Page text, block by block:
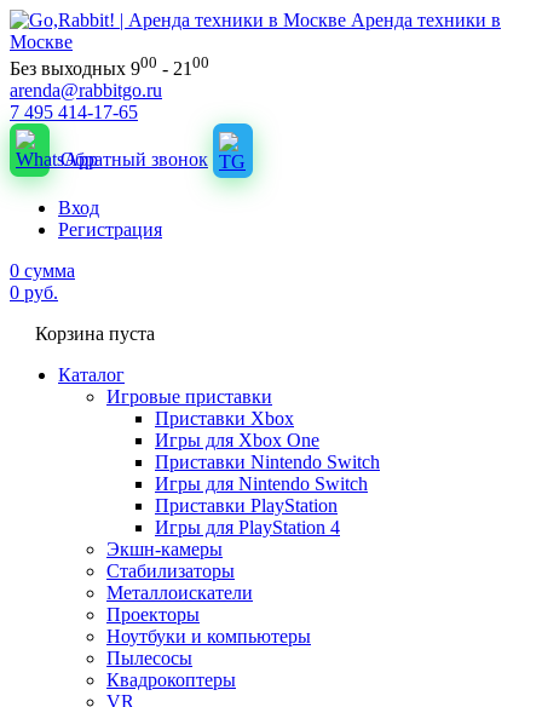
Аренда техники в
Москве
Без выходных 900 - 21 00
arenda@rabbitgo.ru
7 495 414-17-65
Обратный звонок
Вход
Регистрация
0 сумма
0 руб.
Корзина пуста
Каталог
Игровые приставки
Приставки Xbox
Игры для Xbox One
Приставки Nintendo Switch
Игры для Nintendo Switch
Приставки PlayStation
Игры для PlayStation 4
Экшн-камеры
Стабилизаторы
Металлоискатели
Проекторы
Ноутбуки и компьютеры
Пылесосы
Квадрокоптеры
VR